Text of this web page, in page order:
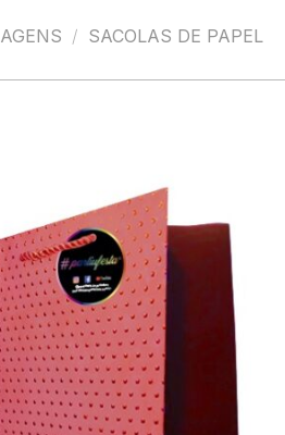
/ SACOLAS DE PAPEL